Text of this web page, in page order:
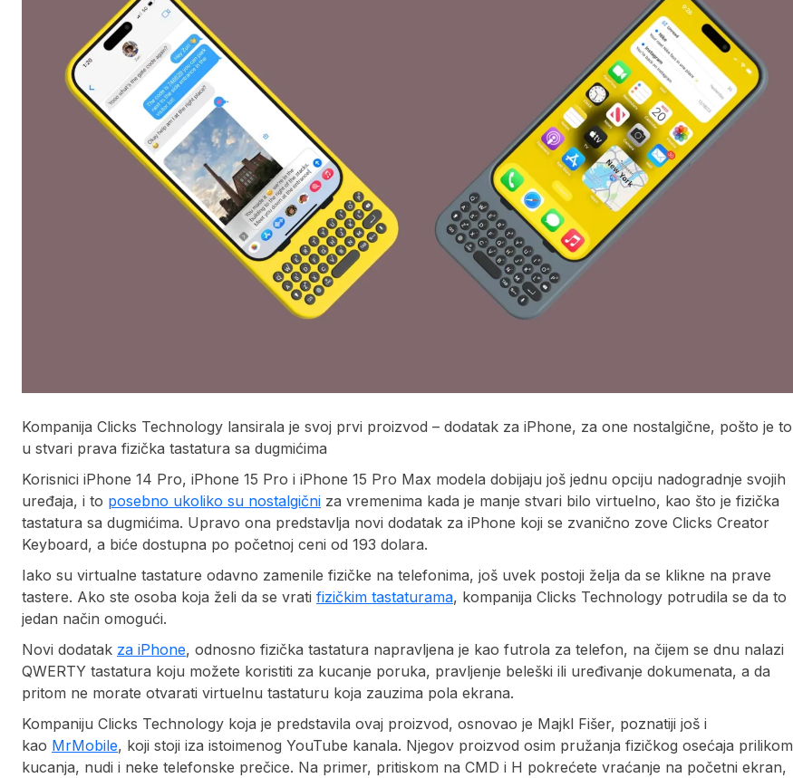
Kompanija Clicks Technology lansirala je svoj prvi proizvod – dodatak za iPhone, za one nostalgične, pošto je to
u stvari prava fizička tastatura sa dugmićima
Korisnici iPhone 14 Pro, iPhone 15 Pro i iPhone 15 Pro Max modela dobijaju još jednu opciju nadogradnje svojih
uređaja, i to posebno ukoliko su nostalgični za vremenima kada je manje stvari bilo virtuelno, kao što je fizička
tastatura sa dugmićima. Upravo ona predstavlja novi dodatak za iPhone koji se zvanično zove Clicks Creator
Keyboard, a biće dostupna po početnoj ceni od 193 dolara.
Iako su virtualne tastature odavno zamenile fizičke na telefonima, još uvek postoji želja da se klikne na prave
tastere. Ako ste osoba koja želi da se vrati fizičkim tastaturama, kompanija Clicks Technology potrudila se da to
jedan način omogući.
Novi dodatak za iPhone, odnosno fizička tastatura napravljena je kao futrola za telefon, na čijem se dnu nalazi
QWERTY tastatura koju možete koristiti za kucanje poruka, pravljenje beleški ili uređivanje dokumenata, a da
pritom ne morate otvarati virtuelnu tastaturu koja zauzima pola ekrana.
Kompaniju Clicks Technology koja je predstavila ovaj proizvod, osnovao je Majkl Fišer, poznatiji još i
kao MrMobile, koji stoji iza istoimenog YouTube kanala. Njegov proizvod osim pružanja fizičkog osećaja prilikom
kucanja, nudi i neke telefonske prečice. Na primer, pritiskom na CMD i H pokrećete vraćanje na početni ekran,